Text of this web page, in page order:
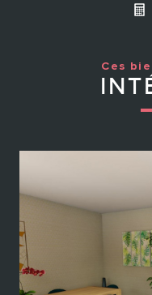
Ces